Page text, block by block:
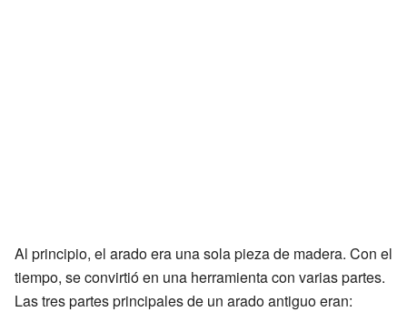
Al principio, el arado era una sola pieza de madera. Con el
tiempo, se convirtió en una herramienta con varias partes.
Las tres partes principales de un arado antiguo eran: